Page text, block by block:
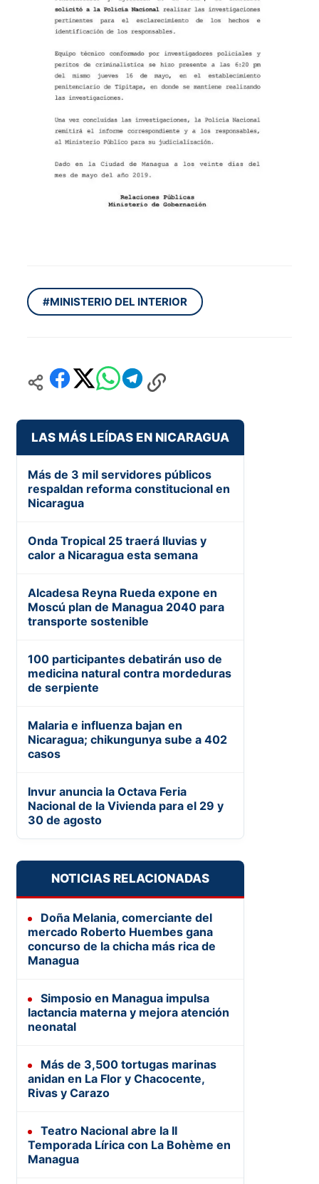
#MINISTERIO DEL INTERIOR
LAS MÁS LEÍDAS EN NICARAGUA
Más de 3 mil servidores públicos
respaldan reforma constitucional en
Nicaragua
Onda Tropical 25 traerá lluvias y
calor a Nicaragua esta semana
Alcadesa Reyna Rueda expone en
Moscú plan de Managua 2040 para
transporte sostenible
100 participantes debatirán uso de
medicina natural contra mordeduras
de serpiente
Malaria e influenza bajan en
Nicaragua; chikungunya sube a 402
casos
Invur anuncia la Octava Feria
Nacional de la Vivienda para el 29 y
30 de agosto
NOTICIAS RELACIONADAS
Doña Melania, comerciante del
mercado Roberto Huembes gana
concurso de la chicha más rica de
Managua
Simposio en Managua impulsa
lactancia materna y mejora atención
neonatal
Más de 3,500 tortugas marinas
anidan en La Flor y Chacocente,
Rivas y Carazo
Teatro Nacional abre la II
Temporada Lírica con La Bohème en
Managua